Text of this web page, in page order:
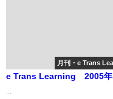
月刊・e Trans
e Trans Learning 2005年